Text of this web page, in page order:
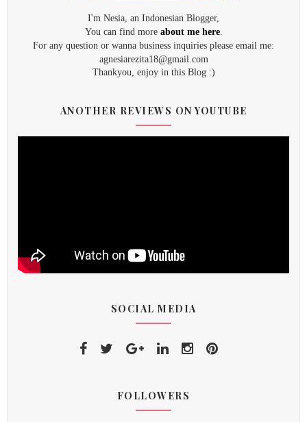
I'm Nesia, an Indonesian Blogger,
You can find more about me here.
For any question or wanna business inquiries please email me:
agnesiarezita18@gmail.com
Thankyou, enjoy in this Blog :)
ANOTHER REVIEWS ON YOUTUBE
SOCIAL MEDIA
FOLLOWERS